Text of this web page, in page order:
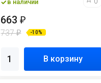
в наличии
663₽
737₽ -10%
В корзину